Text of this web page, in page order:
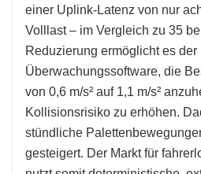
einer Uplink-Latenz von nur
Volllast – im Vergleich zu 35
Reduzierung ermöglicht es der
Überwachungssoftware, die
von 0,6 m/s² auf 1,1 m/s²
Kollisionsrisiko zu erhöhen.
stündliche
gesteigert. Der Markt für